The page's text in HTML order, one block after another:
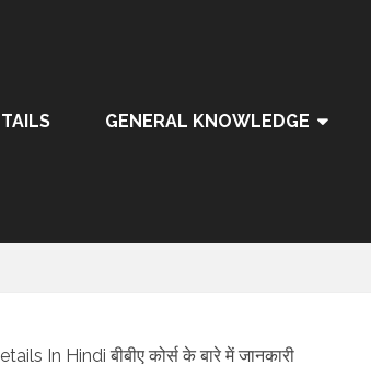
GENERAL KNOWLEDGE
In Hindi बीबीए कोर्स के बारे में जानकारी